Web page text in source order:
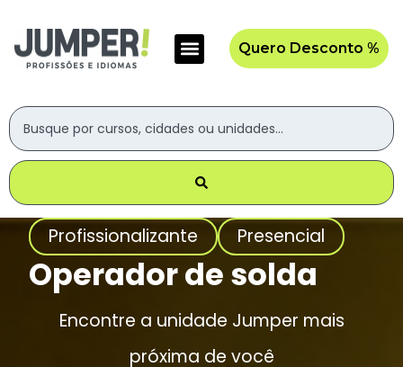
Quero Desconto %
Profissionalizante Presencial
Operador de solda
Encontre a unidade Jumper mais
próxima de você